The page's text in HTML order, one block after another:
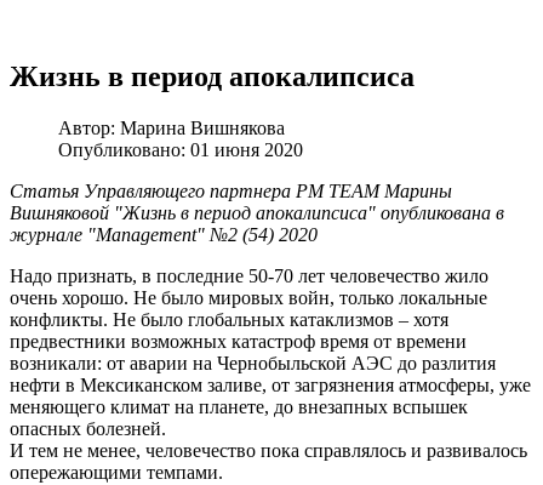
Жизнь в период апокалипсиса
Автор: Марина Вишнякова
Опубликовано: 01 июня 2020
Статья Управляющего партнера PM TEAM Марины
Вишняковой "Жизнь в период апокалипсиса" опубликована в
журнале "Management" №2 (54) 2020
Надо признать, в последние 50-70 лет человечество жило
очень хорошо. Не было мировых войн, только локальные
конфликты. Не было глобальных катаклизмов – хотя
предвестники возможных катастроф время от времени
возникали: от аварии на Чернобыльской АЭС до разлития
нефти в Мексиканском заливе, от загрязнения атмосферы, уже
меняющего климат на планете, до внезапных вспышек
опасных болезней.
И тем не менее, человечество пока справлялось и развивалось
опережающими темпами.